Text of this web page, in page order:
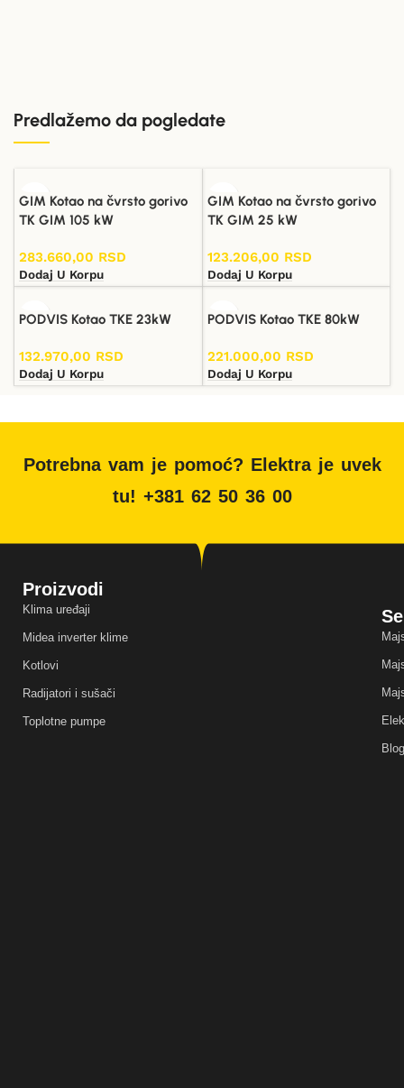
Predlažemo da pogledate
GIM Kotao na čvrsto gorivo
TK GIM 105 kW
283.660,00 RSD
Dodaj U Korpu
GIM Kotao na čvrsto gorivo
TK GIM 25 kW
123.206,00 RSD
Dodaj U Korpu
PODVIS Kotao TKE 23kW
132.970,00 RSD
Dodaj U Korpu
PODVIS Kotao TKE 80kW
221.000,00 RSD
Dodaj U Korpu
Potrebna vam je pomoć? Elektra je uvek
tu! +381 62 50 36 00
Proizvodi
Klima uređaji
Midea inverter klime
Kotlovi
Radijatori i sušači
Toplotne pumpe
Blog